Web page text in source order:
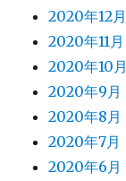
2020年12月
2020年11月
2020年10月
2020年9月
2020年8月
2020年7月
2020年6月